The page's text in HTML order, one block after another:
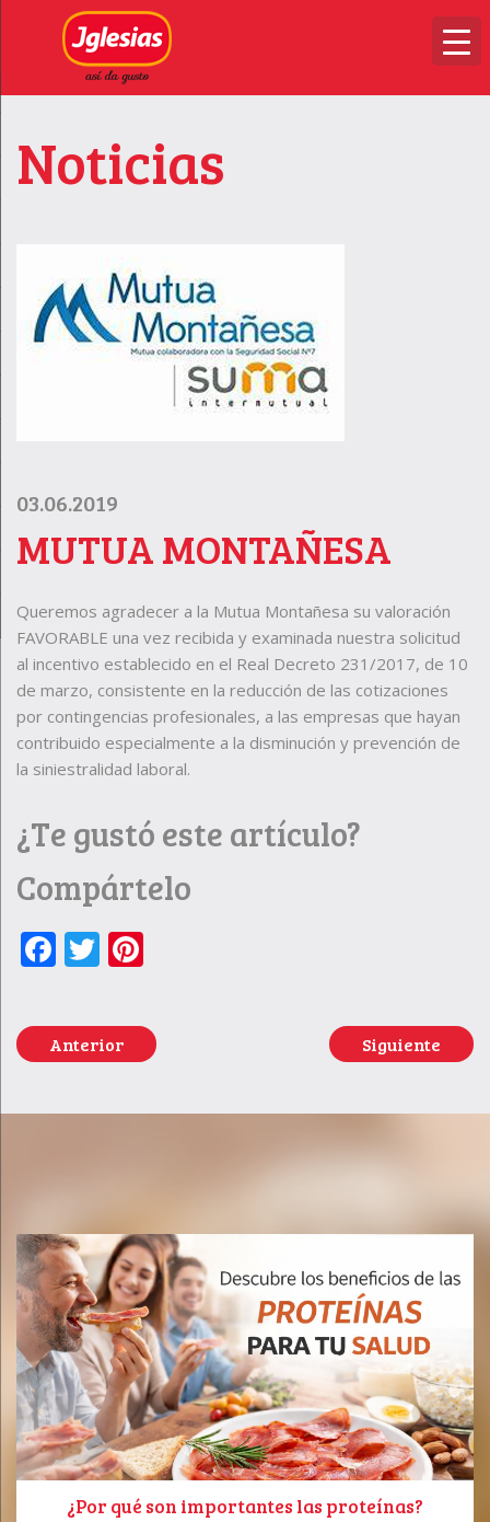
Noticias
03.06.2019
MUTUA MONTAÑESA
Queremos agradecer a la Mutua Montañesa su valoración
FAVORABLE una vez recibida y examinada nuestra solicitud
al incentivo establecido en el Real Decreto 231/2017, de 10
de marzo, consistente en la reducción de las cotizaciones
por contingencias profesionales, a las empresas que hayan
contribuido especialmente a la disminución y prevención de
la siniestralidad laboral.
¿Te gustó este artículo?
Compártelo
Facebook
Twitter
Anterior Siguiente
¿Por qué son importantes las proteínas?